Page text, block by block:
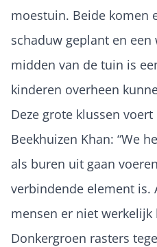
moestuin. Beide komen
schaduw geplant en
midden van de tuin is
kinderen overheen
Deze grote klussen
Beekhuizen Khan: “We
als buren uit gaan
verbindende element is.
mensen er niet werkelijk
Donkergroen rasters